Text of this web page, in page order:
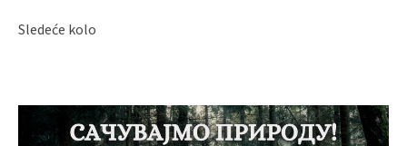
Sledeće kolo